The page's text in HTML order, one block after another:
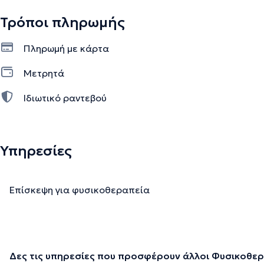
Τρόποι πληρωμής
Πληρωμή με κάρτα
Μετρητά
Ιδιωτικό ραντεβού
Υπηρεσίες
Επίσκεψη για φυσικοθεραπεία
Δες τις υπηρεσίες που προσφέρουν άλλοι